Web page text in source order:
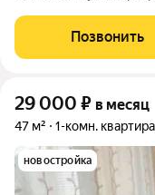
Сокольники .
комфортабельная
Позвонить
29 000 ₽ в месяц
47 м² 1-комн. квартира
новостройка